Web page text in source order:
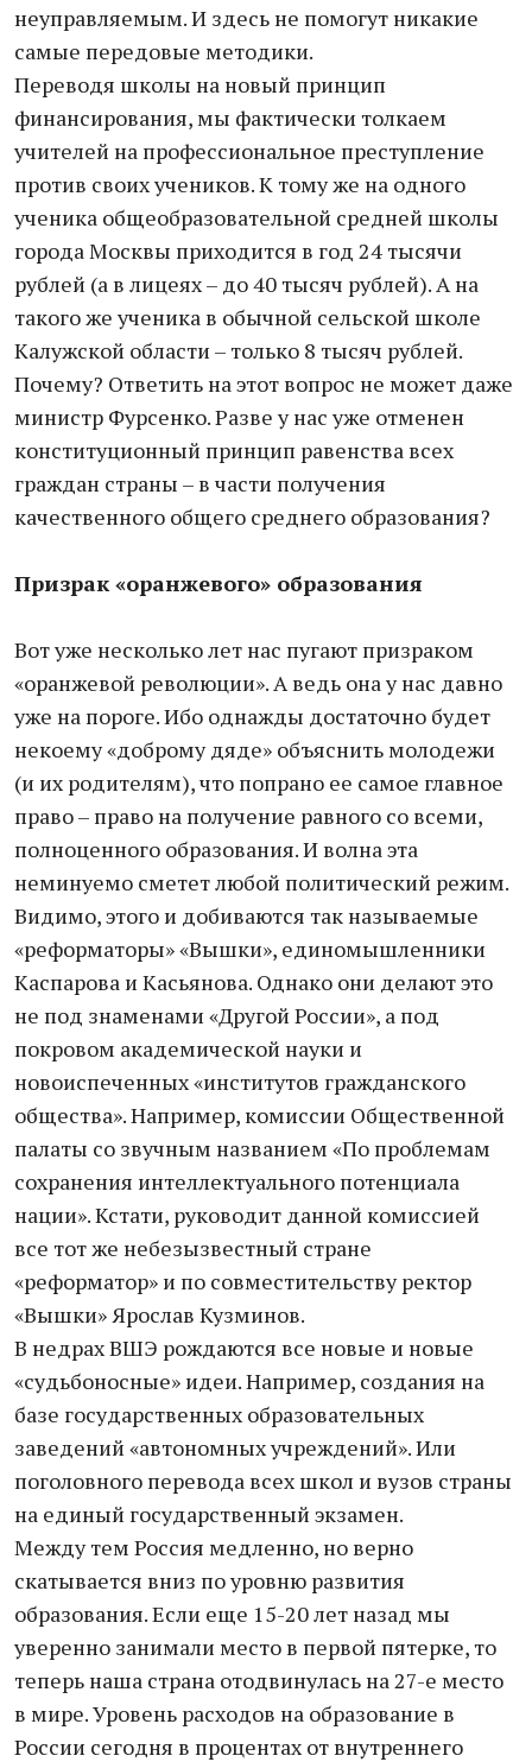
неуправляемым. И здесь не помогут никакие
самые передовые методики.
Переводя школы на новый принцип
финансирования, мы фактически толкаем
учителей на профессиональное преступление
против своих учеников. К тому же на одного
ученика общеобразовательной средней школы
города Москвы приходится в год 24 тысячи
рублей (а в лицеях – до 40 тысяч рублей). А на
такого же ученика в обычной сельской школе
Калужской области – только 8 тысяч рублей.
Почему? Ответить на этот вопрос не может даже
министр Фурсенко. Разве у нас уже отменен
конституционный принцип равенства всех
граждан страны – в части получения
качественного общего среднего образования?
Призрак «оранжевого» образования
Вот уже несколько лет нас пугают призраком
«оранжевой революции». А ведь она у нас давно
уже на пороге. Ибо однажды достаточно будет
некоему «доброму дяде» объяснить молодежи
(и их родителям), что попрано ее самое главное
право – право на получение равного со всеми,
полноценного образования. И волна эта
неминуемо сметет любой политический режим.
Видимо, этого и добиваются так называемые
«реформаторы» «Вышки», единомышленники
Каспарова и Касьянова. Однако они делают это
не под знаменами «Другой России», а под
покровом академической науки и
новоиспеченных «институтов гражданского
общества». Например, комиссии Общественной
палаты со звучным названием «По проблемам
сохранения интеллектуального потенциала
нации». Кстати, руководит данной комиссией
все тот же небезызвестный стране
«реформатор» и по совместительству ректор
«Вышки» Ярослав Кузминов.
В недрах ВШЭ рождаются все новые и новые
«судьбоносные» идеи. Например, создания на
базе государственных образовательных
заведений «автономных учреждений». Или
поголовного перевода всех школ и вузов страны
на единый государственный экзамен.
Между тем Россия медленно, но верно
скатывается вниз по уровню развития
образования. Если еще 15-20 лет назад мы
уверенно занимали место в первой пятерке, то
теперь наша страна отодвинулась на 27-е место
в мире. Уровень расходов на образование в
России сегодня в процентах от внутреннего